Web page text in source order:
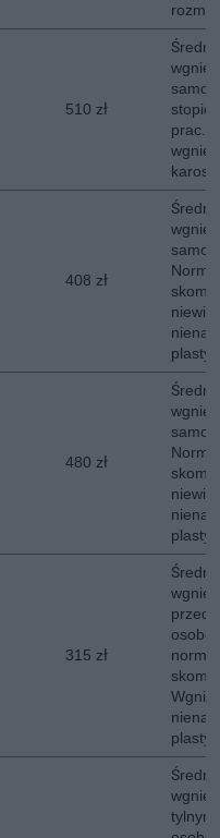
510 zł
Średni
prac.
408 zł
Średni
480 zł
Średni
315 zł
Średni
Średni
tylnym